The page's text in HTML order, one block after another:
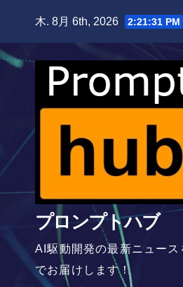
content
木. 8月 6th, 2026 2:21:32 PM
プロンプトハブ
AI駆動開発の最新ニュース
でお届けします！